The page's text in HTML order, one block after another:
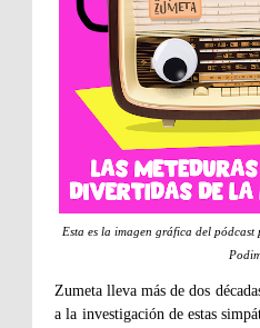
Esta es la imagen gráfica del
Zumeta lleva más de dos
a la investigación de estas